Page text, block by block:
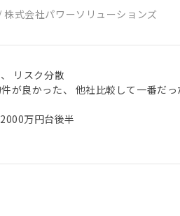
株式会社パワーソリューションズ
リスク分散
が良かった、 他社比較して一番だ
万円台後半